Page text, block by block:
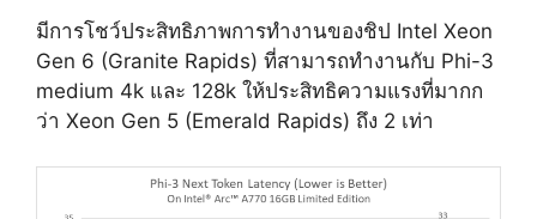
มีการโชว์ประสิทธิภาพการทำงานของชิป Intel Xeon
Gen 6 (Granite Rapids) ที่สามารถทำงานกับ Phi-3
medium 4k และ 128k ให้ประสิทธิความแรงที่มากก
ว่า Xeon Gen 5 (Emerald Rapids) ถึง 2 เท่า